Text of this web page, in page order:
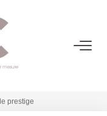
prestige